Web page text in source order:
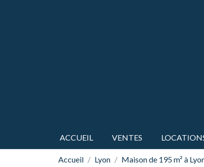
ACCUEIL VENTES
Accueil Lyon Maison de 195 m² à